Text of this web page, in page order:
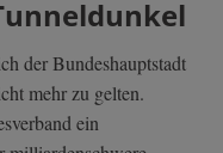
der Bundeshauptstadt
mehr zu gelten.
ein